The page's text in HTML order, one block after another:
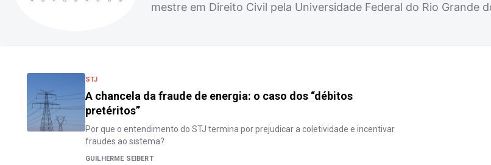
mestre em Direito Civil pela Universidade Federal do Rio Grande
STJ
A chancela da fraude de energia: o caso dos “débitos
pretéritos”
Por que o entendimento do STJ termina por prejudicar a coletividade e incentivar
fraudes ao sistema?
GUILHERME SEIBERT